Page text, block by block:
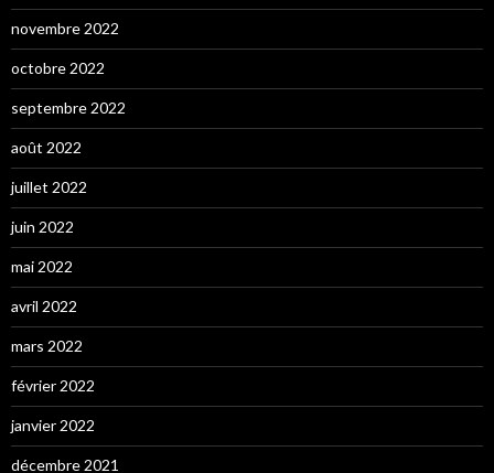
novembre 2022
octobre 2022
septembre 2022
août 2022
juillet 2022
juin 2022
mai 2022
avril 2022
mars 2022
février 2022
janvier 2022
décembre 2021